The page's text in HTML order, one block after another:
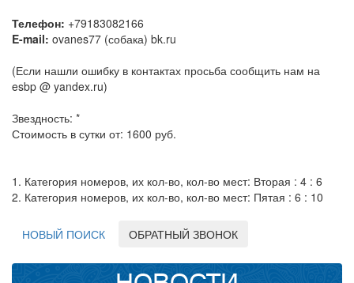
Телефон: +79183082166
E-mail: ovanes77 (собака) bk.ru
(Если нашли ошибку в контактах просьба сообщить нам на
esbp @ yandex.ru)
Звездность: *
Стоимость в сутки от: 1600 руб.
1. Категория номеров, их кол-во, кол-во мест: Вторая : 4 : 6
2. Категория номеров, их кол-во, кол-во мест: Пятая : 6 : 10
НОВЫЙ ПОИСК ОБРАТНЫЙ ЗВОНОК